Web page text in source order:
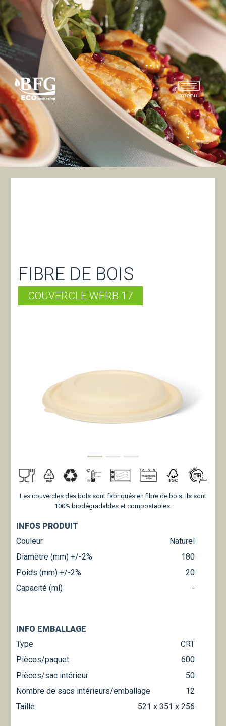
FIBRE DE BOIS
COUVERCLE WFRB 17
Les couvercles des bols sont fabriqués en fibre de bois. Ils sont
100% biodégradables et compostables.
INFOS PRODUIT
Couleur
Naturel
Diamètre (mm) +/-2%
180
Poids (mm) +/-2%
20
Capacité (ml)
-
INFO EMBALLAGE
Type
CRT
Pièces/paquet
600
Pièces/sac intérieur
50
Nombre de sacs intérieurs/emballage
12
Taille
521 x 351 x 256